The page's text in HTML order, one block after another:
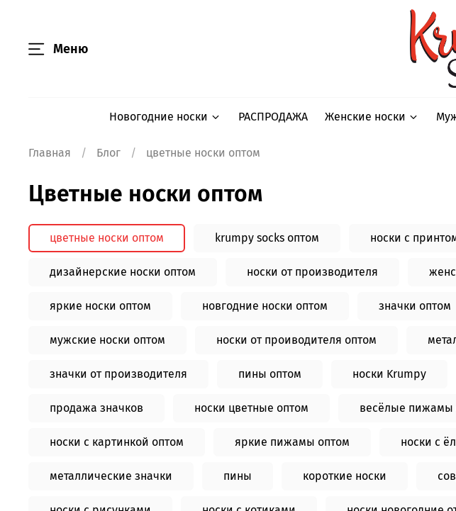
Меню
Новогодние носки РАСПРОДАЖА Женские носки
Главная Блог цветные носки оптом
цветные носки оптом
цветные носки оптом krumpy socks оптом носки с
дизайнерские носки оптом носки от производителя
яркие носки оптом новгодние носки оптом значки оптом
мужские носки оптом носки от проиводителя оптом
значки от производителя пины оптом носки Krumpy
продажа значков носки цветные оптом весёлые пижамы
носки с картинкой оптом яркие пижамы оптом носки с
металлические значки пины короткие носки